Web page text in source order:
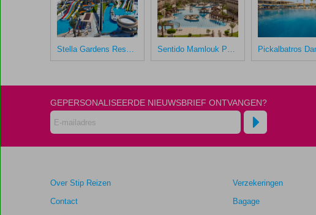
na
hun
verblijf
Steigenberger
Scores
die
ouder
48
GEPERSONALISEERDE NIEUWSBRIEF ONTVANGEN?
Over Stip Reizen
Contact
Verzekeringen
Bagage